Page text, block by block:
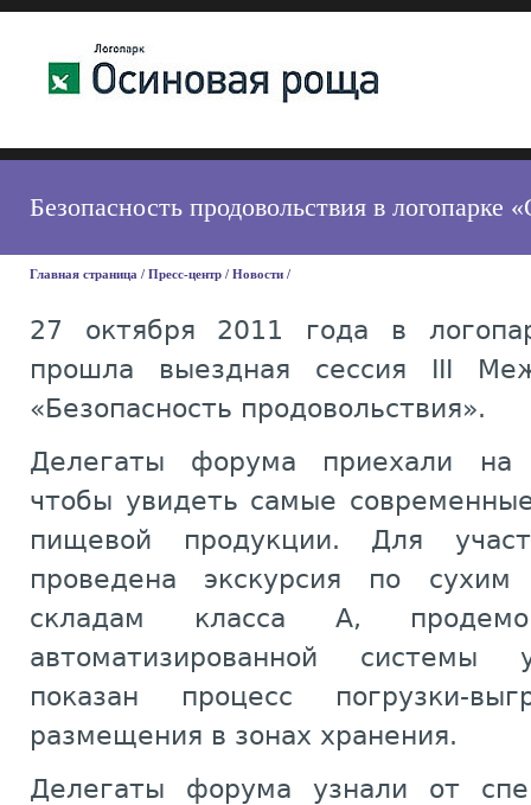
Безопасность продовольствия в логопарке
Главная страница / Пресс-центр / Новости /
27 октября 2011 года в
прошла выездная сессия III
«Безопасность продовольствия».
Делегаты форума приехали на
чтобы увидеть самые
пищевой продукции. Для
проведена экскурсия по
складам класса А,
автоматизированной системы
показан процесс погрузки-
размещения в зонах хранения.
Делегаты форума узнали от